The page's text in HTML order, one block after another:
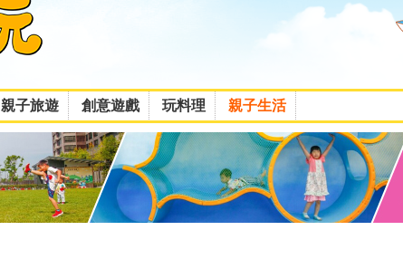
親子旅遊 創意遊戲 玩料理 親子生活